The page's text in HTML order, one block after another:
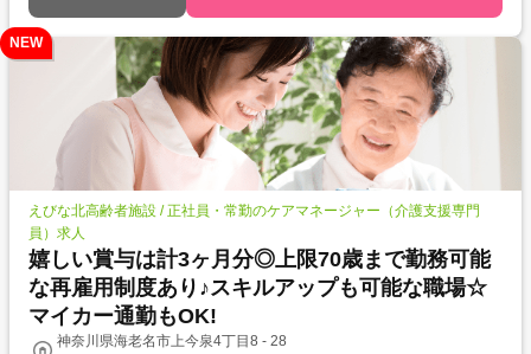
NEW
えびな北高齢者施設 / 正社員・常勤のケアマネージャー（介護支援専門
員）求人
嬉しい賞与は計3ヶ月分◎上限70歳まで勤務可能
な再雇用制度あり♪スキルアップも可能な職場☆
マイカー通勤もOK!
神奈川県海老名市上今泉4丁目8 - 28